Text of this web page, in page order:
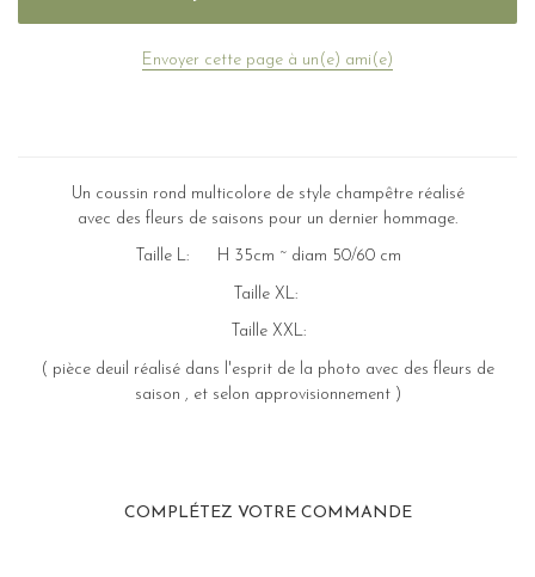
Envoyer cette page à un(e) ami(e)
Un coussin rond multicolore de style champêtre réalisé
avec des fleurs de saisons pour un dernier hommage.
Taille L: H 35cm ~ diam 50/60 cm
Taille XL:
Taille XXL:
( pièce deuil réalisé dans l'esprit de la photo avec des fleurs de
saison , et selon approvisionnement )
COMPLÉTEZ VOTRE COMMANDE